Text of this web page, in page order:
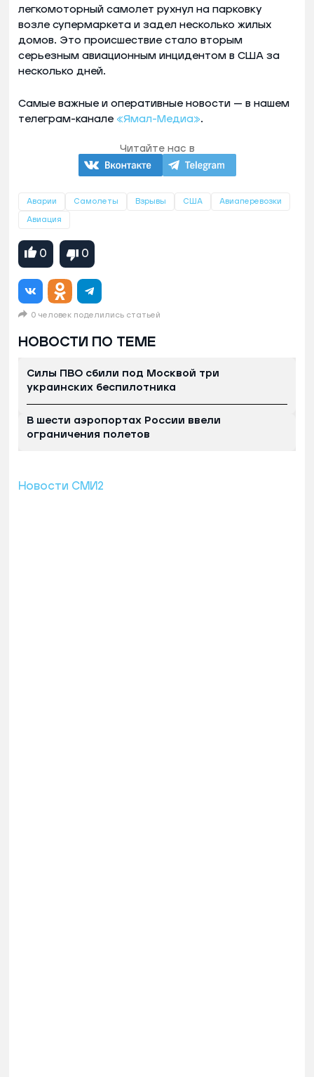
легкомоторный самолет рухнул на парковку
возле супермаркета и задел несколько жилых
домов. Это происшествие стало вторым
серьезным авиационным инцидентом в США за
несколько дней.
Самые важные и оперативные новости — в нашем
телеграм-канале «Ямал-Медиа».
Читайте нас в
Аварии Самолеты Взрывы США Авиаперевозки
Авиация
0 0
0 человек поделились статьей
НОВОСТИ ПО ТЕМЕ
Силы ПВО сбили под Москвой три
украинских беспилотника
В шести аэропортах России ввели
ограничения полетов
Новости СМИ2